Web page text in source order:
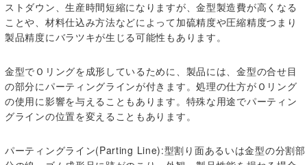
ストダウン、生産時間短縮になりますが、金型製造費が高くなる
ことや、材料仕込み方法などによって加硫精度や圧縮精度つまり
製品精度にバラツキが生じる可能性もあります。
金型でＯリングを成形しているために、製品には、金型の合せ目
の部分にパーティングラインが付きます。処理の仕方がＯリング
の使用に影響を与えることもあります。特殊な用途でパーティン
グラインの位置を変えることもあります。
パーティングライン(Parting Line):型割り面あるいは金型の分割部